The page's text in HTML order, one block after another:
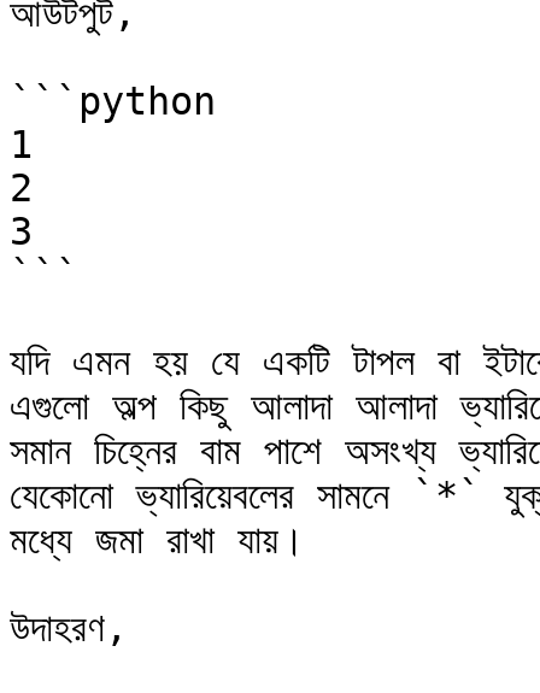
আউটপুট,
```python
1
2
3
```
যদি এমন হয় যে একটি টাপল বা
এগুলো অল্প কিছু আলাদা আলাদা
সমান চিহ্নের বাম পাশে অসংখ্য
যেকোনো ভ্যারিয়েবলের সামনে `*`
মধ্যে জমা রাখা যায়।
উদাহরণ,